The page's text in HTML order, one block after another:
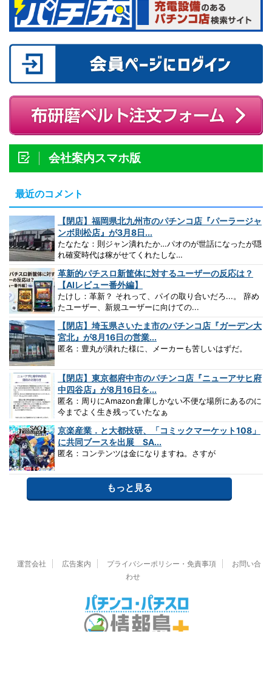
会社案内スマホ版
最近のコメント
【閉店】福岡県北九州市のパチンコ店『パーラージャ
ンボ則松店』が3月8日...
たなたな：則ジャン潰れたか…パオのが世話になったが隠
れ確変時代は稼がせてくれたしな…
革新的パチスロ新筐体に対するユーザーの反応は？
【AIレビュー番外編】
たけし：革新？ それって、パイの取り合いだろ...。 辞め
たユーザー、新規ユーザーに向けての...
【閉店】埼玉県さいたま市のパチンコ店『ガーデン大
宮北』が8月16日の営業...
匿名：豊丸が潰れた様に、メーカーも苦しいはずだ。
【閉店】東京都府中市のパチンコ店『ニューアサヒ府
中四谷店』が8月16日を...
匿名：周りにAmazon倉庫しかない不便な場所にあるのに
今までよく生き残っていたなぁ
京楽産業．と大都技研、「コミックマーケット108」
に共同ブースを出展 SA...
匿名：コンテンツは金になりますね。さすが
もっと見る
運営会社 広告案内 プライバシーポリシー・免責事項
お問い合
わせ